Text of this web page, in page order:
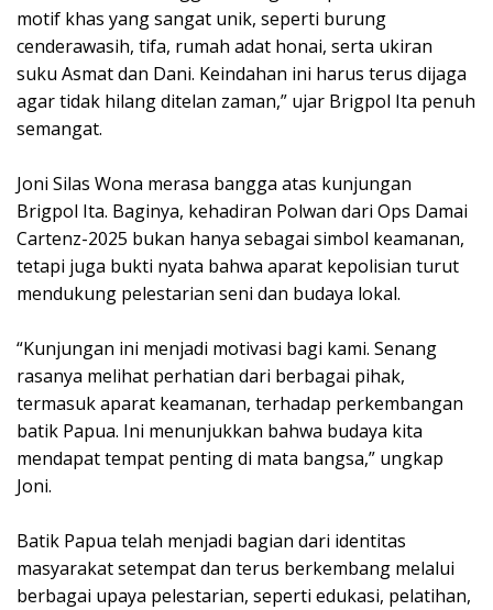
motif khas yang sangat unik, seperti burung
cenderawasih, tifa, rumah adat honai, serta ukiran
suku Asmat dan Dani. Keindahan ini harus terus dijaga
agar tidak hilang ditelan zaman,” ujar Brigpol Ita penuh
semangat.
Joni Silas Wona merasa bangga atas kunjungan
Brigpol Ita. Baginya, kehadiran Polwan dari Ops Damai
Cartenz-2025 bukan hanya sebagai simbol keamanan,
tetapi juga bukti nyata bahwa aparat kepolisian turut
mendukung pelestarian seni dan budaya lokal.
“Kunjungan ini menjadi motivasi bagi kami. Senang
rasanya melihat perhatian dari berbagai pihak,
termasuk aparat keamanan, terhadap perkembangan
batik Papua. Ini menunjukkan bahwa budaya kita
mendapat tempat penting di mata bangsa,” ungkap
Joni.
Batik Papua telah menjadi bagian dari identitas
masyarakat setempat dan terus berkembang melalui
berbagai upaya pelestarian, seperti edukasi, pelatihan,